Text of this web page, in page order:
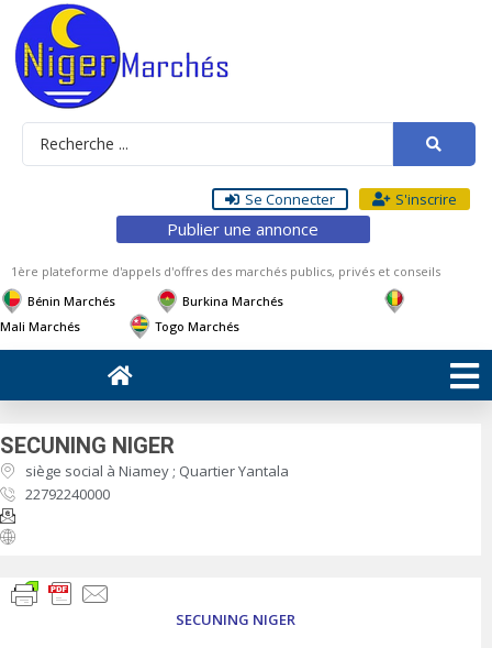
Se Connecter S'inscrire
Publier une annonce
1ère plateforme d'appels d'offres des marchés publics, privés et conseils
Bénin Marchés
Burkina Marchés
Mali Marchés
Togo Marchés
SECUNING NIGER
siège social à Niamey ; Quartier Yantala
22792240000
SECUNING NIGER